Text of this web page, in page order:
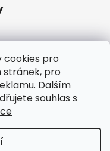
cookies pro
pro
Dalším
souhlas s
Doprava a platba
Obchodní podmínky